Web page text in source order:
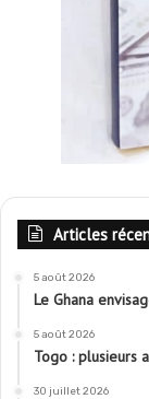
Articles
5 août 2026
Le Ghana
5 août 2026
Togo : plusieurs
30 juillet 2026